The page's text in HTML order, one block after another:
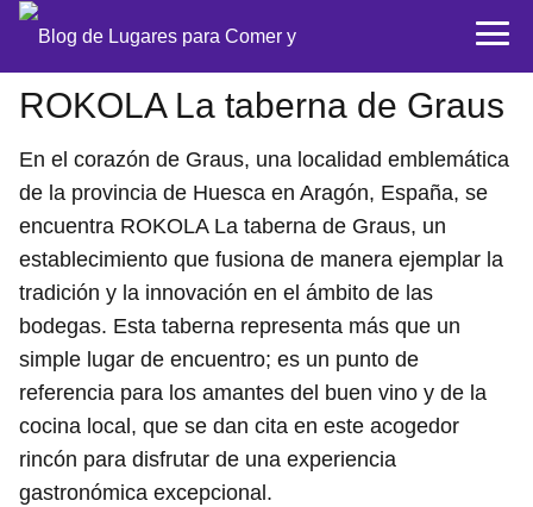
ROKOLA La taberna de Graus
En el corazón de Graus, una localidad emblemática
de la provincia de Huesca en Aragón, España, se
encuentra ROKOLA La taberna de Graus, un
establecimiento que fusiona de manera ejemplar la
tradición y la innovación en el ámbito de las
bodegas. Esta taberna representa más que un
simple lugar de encuentro; es un punto de
referencia para los amantes del buen vino y de la
cocina local, que se dan cita en este acogedor
rincón para disfrutar de una experiencia
gastronómica excepcional.